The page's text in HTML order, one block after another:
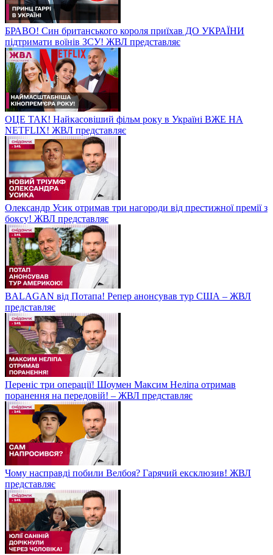
БРАВО! Син британського короля приїхав ДО УКРАЇНИ
підтримати воїнів ЗСУ! ЖВЛ представляє
ОЦЕ ТАК! Найкасовіший фільм року в Україні ВЖЕ НА
NETFLIX! ЖВЛ представляє
Олександр Усик отримав три нагороди від престижної премії з
боксу! ЖВЛ представляє
BALAGAN від Потапа! Репер анонсував тур США – ЖВЛ
представляє
Переніс три операції! Шоумен Максим Неліпа отримав
поранення на передовій! – ЖВЛ представляє
Чому насправді побили Велбоя? Гарячий ексклюзив! ЖВЛ
представляє